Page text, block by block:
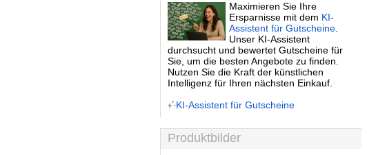
Maximieren Sie Ihre
Ersparnisse mit dem KI-
Assistent für Gutscheine
Unser KI-Assistent
durchsucht und bewertet Gutscheine für
Sie, um die besten Angebote zu finden.
Nutzen Sie die Kraft der künstlichen
Intelligenz für Ihren nächsten Einkauf.
KI-Assistent für Gutscheine
Produktbilder